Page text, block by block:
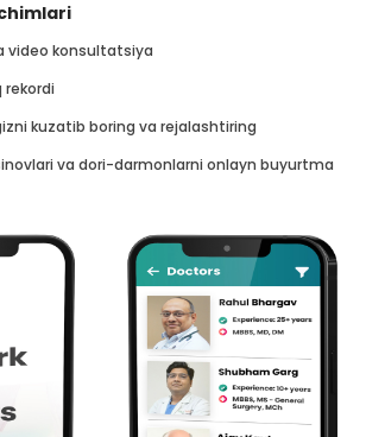
video konsultatsiya
rekordi
kuzatib boring va rejalashtiring
va dori-darmonlarni onlayn buyurtma